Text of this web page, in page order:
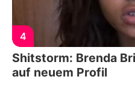
4
Shitstorm: Brenda
auf neuem Profil